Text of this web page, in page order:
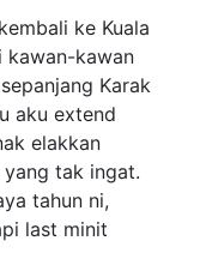
ke Kuala
kawan-kawan
Karak
aku extend
elakkan
tak ingat.
tahun ni,
last minit